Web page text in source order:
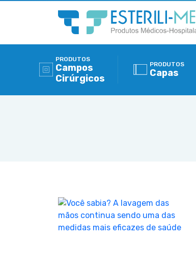
PRODUTOS
Campos
Cirúrgicos
PRODUTOS
Capas